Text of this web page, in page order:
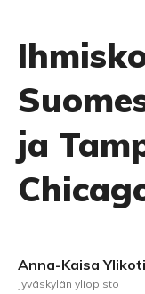
ja
Anna-Kaisa
Jyväskylän yliopisto